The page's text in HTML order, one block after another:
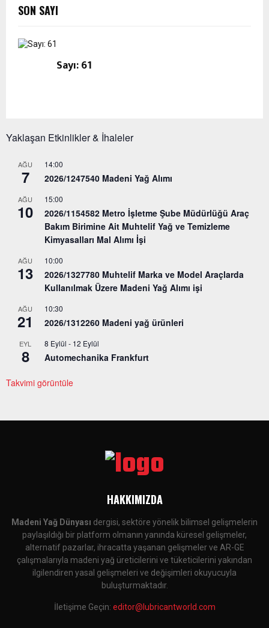
SON SAYI
Sayı: 61
Yaklaşan Etkinlikler & İhaleler
AĞU
7
14:00
2026/1247540 Madeni Yağ Alımı
AĞU
10
15:00
2026/1154582 Metro İşletme Şube Müdürlüğü Araç
Bakım Birimine Ait Muhtelif Yağ ve Temizleme
Kimyasalları Mal Alımı İşi
AĞU
13
10:00
2026/1327780 Muhtelif Marka ve Model Araçlarda
Kullanılmak Üzere Madeni Yağ Alımı işi
AĞU
21
10:30
2026/1312260 Madeni yağ ürünleri
EYL
8
8 Eylül - 12 Eylül
Automechanika Frankfurt
Takvimi görüntüle
HAKKIMIZDA
Madeni Yağ Dünyası dergisi, sektöre yönelik bilimsel gelişmelerin
paylaşıldığı bir platform olmanın yanında küresel gelişmeler,
alternatif pazarlar, ihracatta yaşanan gelişmeler ve AR-GE
çalışmalarıyla madeni yağ üreticilerini ve tüketicilerini yakından
ilgilendiren yasal gelişmeleri ve değişimleri okuyucuyla
buluşturmaktadır.
İletişime Geçin: editor@lubricantworld.com